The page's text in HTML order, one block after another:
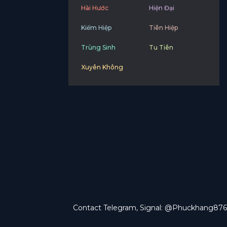
Hài Hước Hiện Đại
Kiếm Hiệp Tiên Hiệp
Trùng Sinh Tu Tiên
Xuyên Không
Contact Telegram, Signal: @Phuckhang876